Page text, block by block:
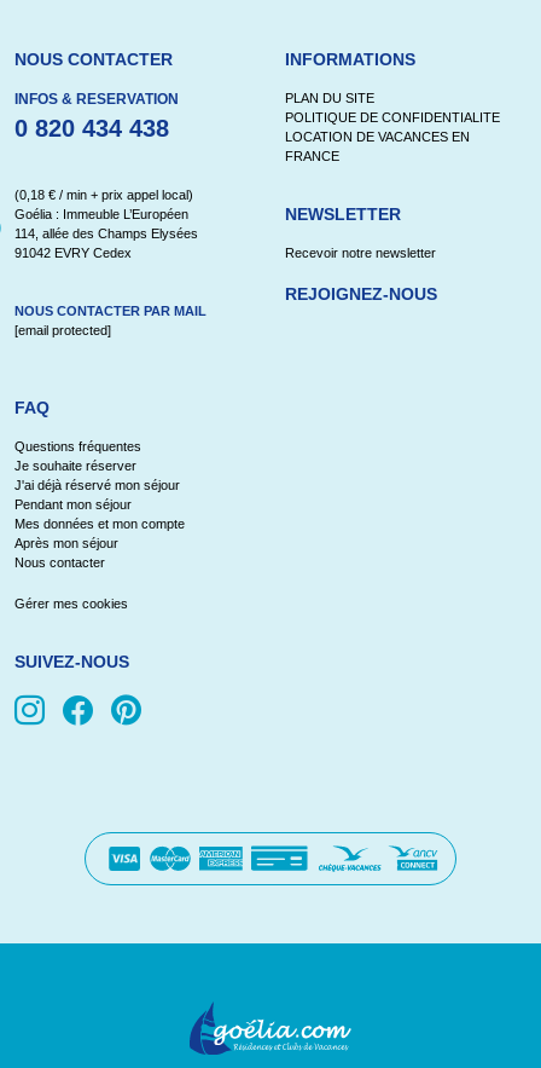
NOUS CONTACTER
INFOS & RESERVATION
0 820 434 438
(0,18 € / min + prix appel local)
Goélia : Immeuble L’Européen
114, allée des Champs Elysées
91042 EVRY Cedex
NOUS CONTACTER PAR MAIL
[email protected]
INFORMATIONS
PLAN DU SITE
POLITIQUE DE CONFIDENTIALITE
LOCATION DE VACANCES EN
FRANCE
NEWSLETTER
Recevoir notre newsletter
REJOIGNEZ-NOUS
FAQ
Questions fréquentes
Je souhaite réserver
J'ai déjà réservé mon séjour
Pendant mon séjour
Mes données et mon compte
Après mon séjour
Nous contacter
Gérer mes cookies
SUIVEZ-NOUS